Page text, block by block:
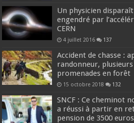
Un physicien
engendré par
CERN
4 juillet 2016 137
Accident de chasse :
randonneur,
promenades en forêt
15 octobre 2018 132
SNCF : Ce cheminot
a réussi à partir en
pension de 3500